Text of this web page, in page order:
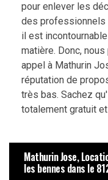
pour enlever les
des professionnels
il est
matière. Donc,
appel à Mathurin
réputation de
très bas. Sachez
totalement gratuit
Mathurin Jose,
les bennes dans le